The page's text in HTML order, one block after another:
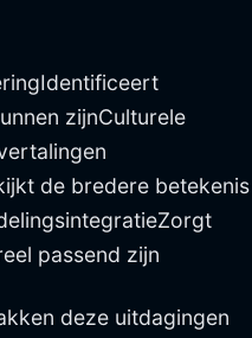
zijnCulturele
de bredere betekenis
passend zijn
deze uitdagingen